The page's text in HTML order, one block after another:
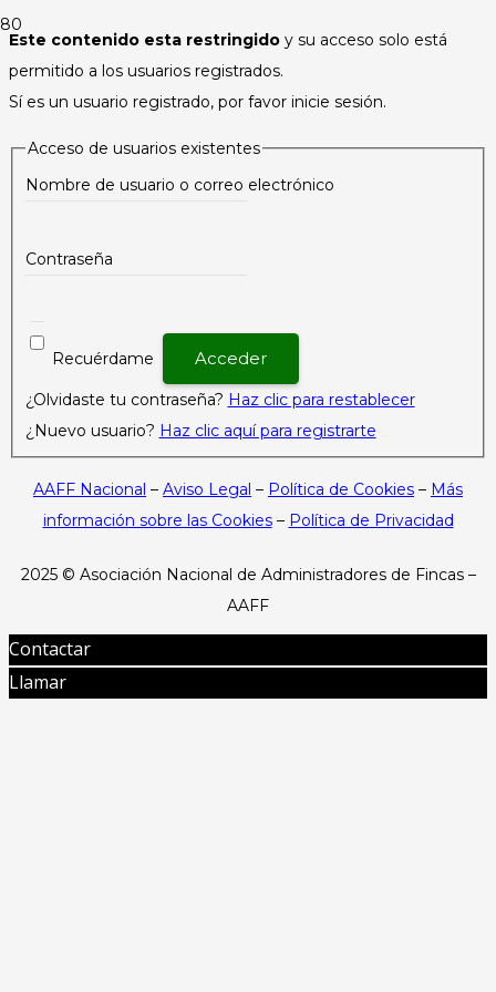
Este contenido esta restringido y su acceso solo está
permitido a los usuarios registrados.
Sí es un usuario registrado, por favor inicie sesión.
Acceso de usuarios existentes
Nombre de usuario o correo electrónico
Contraseña
Recuérdame
¿Olvidaste tu contraseña? Haz clic para restablecer
¿Nuevo usuario? Haz clic aquí para registrarte
AAFF Nacional – Aviso Legal – Política de Cookies – Más
información sobre las Cookies– Política de Privacidad
2025 © Asociación Nacional de Administradores de Fincas –
AAFF
Contactar
Llamar